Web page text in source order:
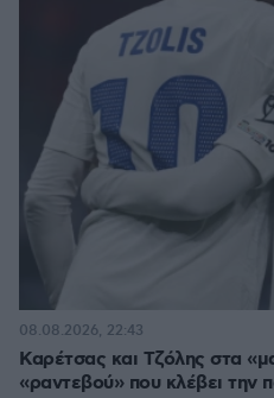
Καρέτσας και Τζόλης στα
«ραντεβού» που κλέβει την
08.08.2026, 22:43